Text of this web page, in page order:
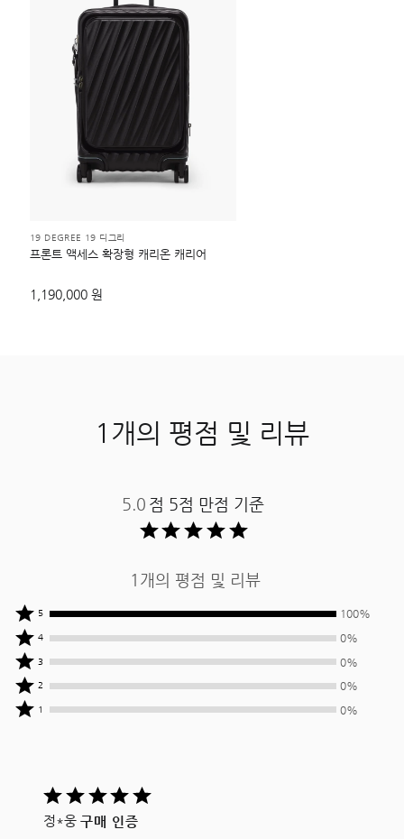
19 DEGREE 19 디그리
프론트 액세스 확장형 캐리온 캐리어
1,190,000 원
1개의 평점 및 리뷰
5.0 점 5점 만점 기준 ​
1개의 평점 및 리뷰
상품평
작성자
중
100%
명이
별
5 100%
상품평
작성자
중
0%
명이
4 0%
상품평
작성자
중
0%
3 0%
상품평
작성자
중
2개를
2 0%
상품평
1개를
1 0%
5
중
5평가됨
정*웅 구매 인증